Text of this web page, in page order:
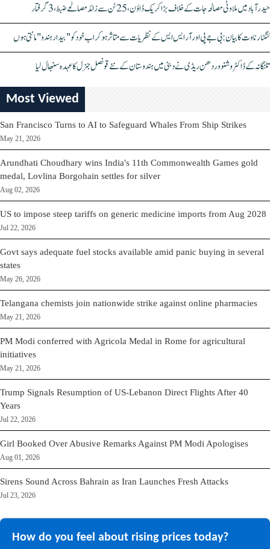
حیدرآباد میں ملاوٹی مصالحہ جات کے خلاف بڑا کریک ڈاؤن، 25 ٹن سے زائد مصالحے ضبط، 3 گرفتار
کنگنا رناوت کا بیان: بی جے پی اور آر ایس ایس کے نظریات سے متاثر ہو کر اب خود کو "بیدار ہندو" مانتی ہوں
تلنگانہ کے ڈاکٹر وشنو وردھن ریڈی نے دبئی میں ہندوستان کے نئے قونصل جنرل کا عہدہ سنبھال لیا
Most Viewed
San Francisco Turns to AI to Safeguard Whales From Ship Strikes
May 21, 2026
Arundhati Choudhary wins India's 11th Commonwealth Games gold
medal, Lovlina Borgohain settles for silver
Aug 02, 2026
US to impose steep tariffs on generic medicine imports from Aug 2028
Jul 22, 2026
Govt says adequate fuel stocks available amid panic buying in several
states
May 26, 2026
Telangana chemists join nationwide strike against online pharmacies
May 21, 2026
PM Modi conferred with Agricola Medal in Rome for agricultural
initiatives
May 21, 2026
Trump Signals Resumption of US-Lebanon Direct Flights After 40
Years
Jul 22, 2026
Girl Booked Over Abusive Remarks Against PM Modi Apologises
Aug 01, 2026
Sirens Sound Across Bahrain as Iran Launches Fresh Attacks
Jul 23, 2026
How do you feel about rising prices today?